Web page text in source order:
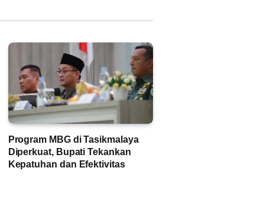
Program MBG di Tasikmalaya
Diperkuat, Bupati Tekankan
Kepatuhan dan Efektivitas